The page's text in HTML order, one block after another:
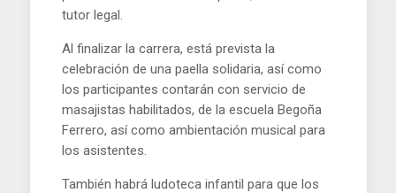
tutor legal.
Al finalizar la carrera, está prevista la
celebración de una paella solidaria, así como
los participantes contarán con servicio de
masajistas habilitados, de la escuela Begoña
Ferrero, así como ambientación musical para
los asistentes.
También habrá ludoteca infantil para que los